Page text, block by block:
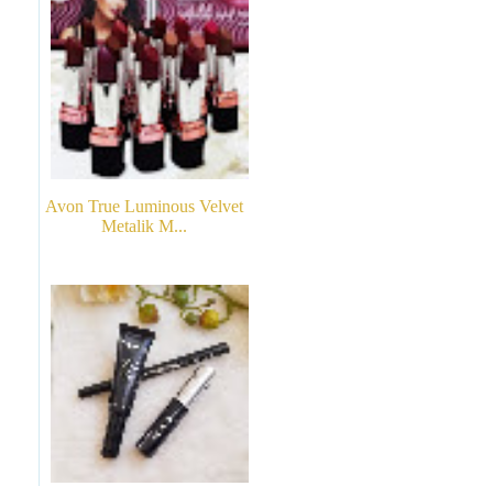
Avon True Luminous Velvet
Metalik M...